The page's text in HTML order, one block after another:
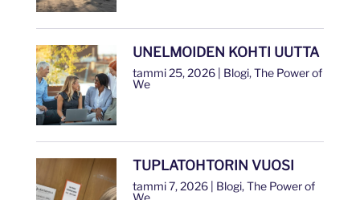
UNELMOIDEN KOHTI UUTTA
tammi 25, 2026| Blogi,The Power of
We
TUPLATOHTORIN VUOSI
tammi 7, 2026| Blogi,The Power of
We